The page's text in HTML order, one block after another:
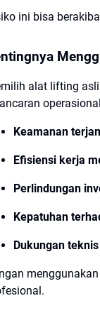
ini bisa
alat lifting
Keamanan
Efisiensi kerja
Perlindungan
Kepatuhan
Dukungan